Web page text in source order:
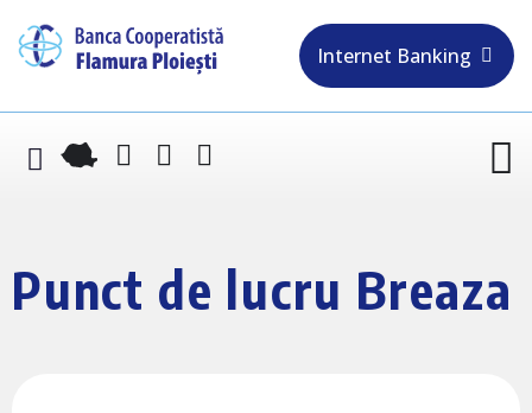
Internet Banking
Punct de lucru Breaza